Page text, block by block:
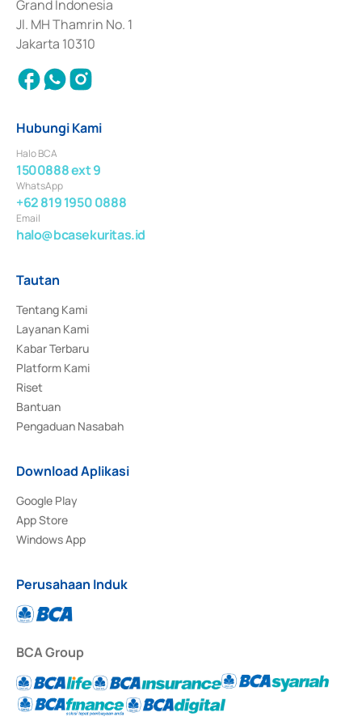
Grand Indonesia
Jl. MH Thamrin No. 1
Jakarta 10310
Hubungi Kami
Halo BCA
1500888 ext 9
WhatsApp
+62 819 1950 0888
Email
halo@bcasekuritas.id
Tautan
Tentang Kami
Layanan Kami
Kabar Terbaru
Platform Kami
Riset
Bantuan
Pengaduan Nasabah
Download Aplikasi
Google Play
App Store
Windows App
Perusahaan Induk
BCA Group